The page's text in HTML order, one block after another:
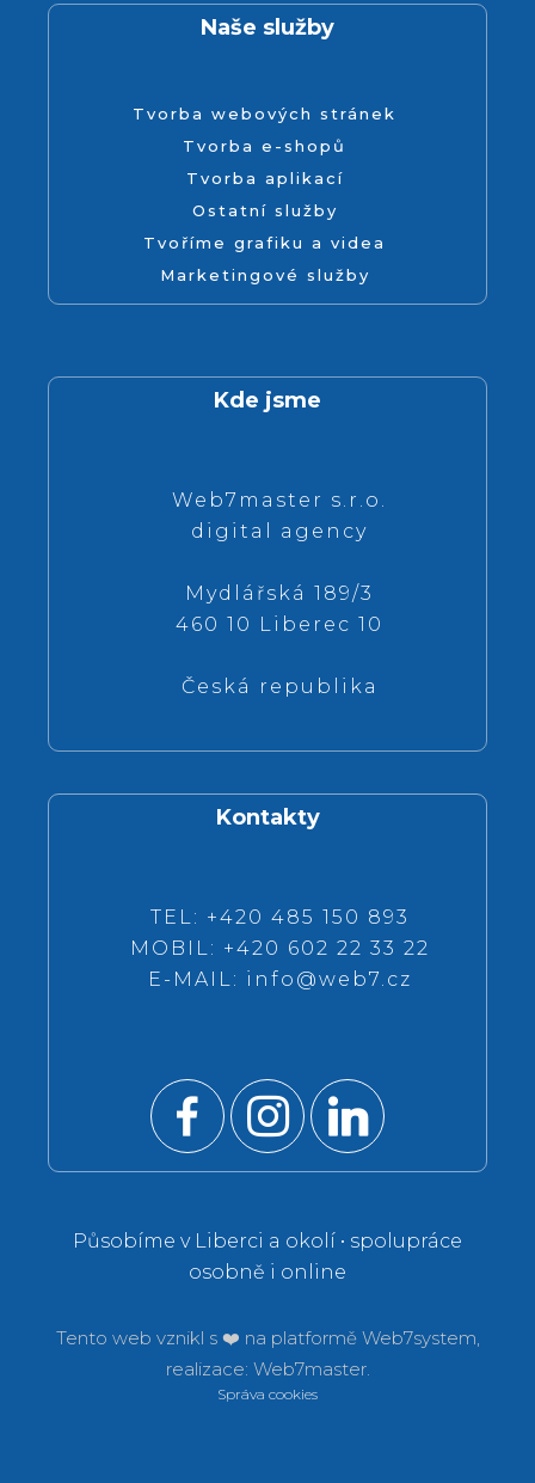
Naše služby
Tvorba webových stránek
Tvorba e-shopů
Tvorba aplikací
Ostatní služby
Tvoříme grafiku a videa
Marketingové služby
Kde jsme
Web7master s.r.o.
digital agency
Mydlářská 189/3
460 10 Liberec 10
Česká republika
Kontakty
TEL: +420 485 150 893
MOBIL: +420 602 22 33 22
E-MAIL: info@web7.cz
Působíme v Liberci a okolí • spolupráce
osobně i online
Tento web vznikl s ❤️ na platformě Web7system,
realizace: Web7master.
Správa cookies